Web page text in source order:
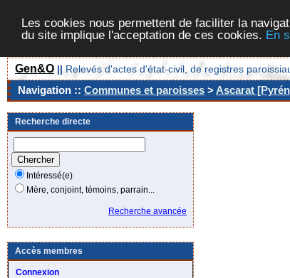
Les cookies nous permettent de faciliter la
du site implique l'acceptation de ces cookies. En
Gen&O || Relevés d'actes d'état-civil, de registres
Navigation :: Communes et paroisses >Ascarat
Recherche directe
Intéressé(e)
Mère, conjoint, témoins, parrain...
Recherche avancée
Accès membres
Connexion